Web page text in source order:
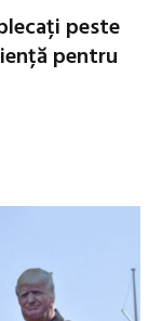
peste
pentru